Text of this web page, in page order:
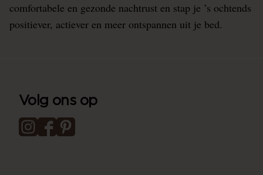
comfortabele en gezonde nachtrust en stap je ’s ochtends
positiever, actiever en meer ontspannen uit je bed.
Volg ons op